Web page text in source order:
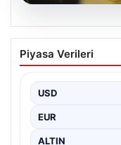
06.08.2026
Altın fiyatları
fiyatları
Piyasa Verileri
USD
EUR
ALTIN